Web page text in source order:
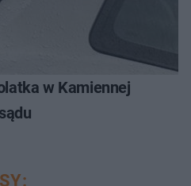
w Kamiennej